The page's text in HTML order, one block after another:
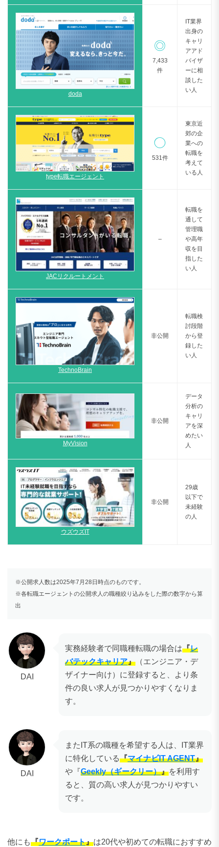
doda
◎
7,433
件
IT業界
出身の
キャリ
アアド
バイザ
ーに相
談した
い人
type転職エージェント
◯
531件
東京近
郊の企
業への
転職を
考えて
いる人
JACリクルートメント
–
転職を
通して
管理職
や高年
収を目
指した
い人
TechnoBrain
非公開
転職検
討段階
から登
録した
い人
MyVision
非公開
データ
分析の
キャリ
アを深
めたい
人
ウズウズIT
非公開
29歳
以下で
未経験
の人
※公開求人数は2025年7月28日時点のものです。
※各転職エージェントの公開求人の職種絞り込みをした際の数字から算
出
DAI
実務経験者で同職種転職の場合は『レ
バテックキャリア』 （エンジニア・デ
ザイナー向け）に登録すると、より条
件の良い求人が見つかりやすくなりま
す。
DAI
またIT系の職種を希望する人は、IT業界
に特化している『マイナビIT AGENT』
や『Geekly（ギークリー）』を利用す
ると、質の高い求人が見つかりやすい
です。
他にも『ワークポート』は20代や初めての転職におすすめ